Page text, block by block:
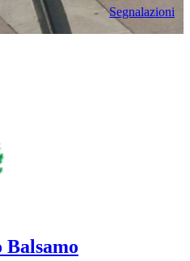
Segnalazioni
Balsamo